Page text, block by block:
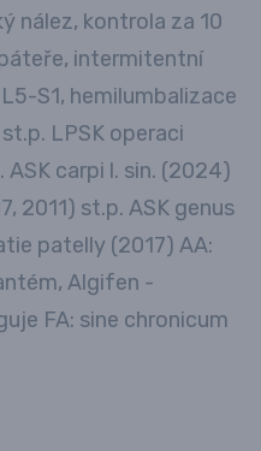
nález, kontrola za 10
intermitentní
S1, hemilumbalizace
LPSK operaci
carpi l. sin. (2024)
2011) st.p. ASK genus
patelly (2017) AA:
Algifen -
FA: sine chronicum